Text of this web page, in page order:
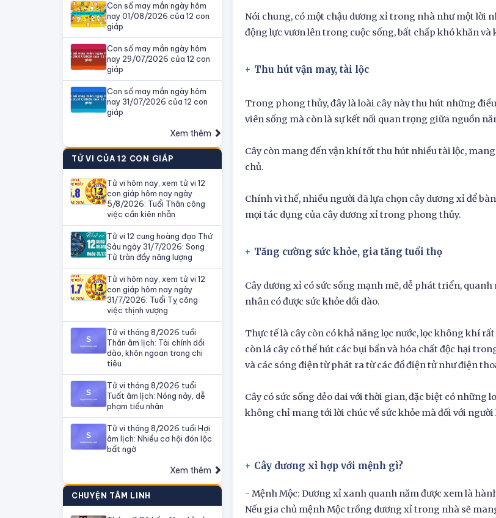
Con số may mắn ngày hôm
nay 01/08/2026 của 12 con
giáp
Con số may mắn ngày hôm
nay 29/07/2026 của 12 con
giáp
Con số may mắn ngày hôm
nay 31/07/2026 của 12 con
giáp
Xem thêm
TỬ VI CỦA 12 CON GIÁP
Tử vi hôm nay, xem tử vi 12
con giáp hôm nay ngày
5/8/2026: Tuổi Thân công
việc cần kiên nhẫn
Tử vi 12 cung hoàng đạo Thứ
Sáu ngày 31/7/2026: Song
Tử tràn đầy năng lượng
Tử vi hôm nay, xem tử vi 12
con giáp hôm nay ngày
31/7/2026: Tuổi Tỵ công
việc thịnh vượng
Tử vi tháng 8/2026 tuổi
Thân âm lịch: Tài chính dồi
dào, khôn ngoan trong chi
tiêu
Tử vi tháng 8/2026 tuổi
Tuất âm lịch: Nóng nảy, dễ
phạm tiểu nhân
Tử vi tháng 8/2026 tuổi Hợi
âm lịch: Nhiều cơ hội đón lộc
bất ngờ
Xem thêm
CHUYỆN TÂM LINH
Nói chung, có một chậu dương xỉ trong nhà như một lời
động lực vươn lên trong cuộc sống, bất chấp khó khăn
Thu hút vận may, tài lộc
Trong phong thủy, đây là loài cây này thu hút những
viên sống mà còn là sự kết nối quan trọng giữa nguồn
Cây còn mang đến vận khí tốt thu hút nhiều tài lộc,
chủ.
Chính vì thế, nhiều người đã lựa chọn cây dương xỉ để
mọi tác dụng của cây dương xỉ trong phong thủy.
Tăng cường sức khỏe, gia tăng tuổi thọ
Cây dương xỉ có sức sống mạnh mẽ, dễ phát triển,
nhân có được sức khỏe dồi dào.
Thực tế là cây còn có khả năng lọc nước, lọc không khí
còn lá cây có thể hút các bụi bẩn và hóa chất độc hại
và các sóng điện từ phát ra từ các đồ điện tử như điện
Cây có sức sống dẻo dai với thời gian, đặc biệt có
không chỉ mang tới lời chúc về sức khỏe mà đối với
Cây dương xỉ hợp với mệnh gì?
- Mệnh Mộc: Dương xỉ xanh quanh năm được xem là
Nếu gia chủ mệnh Mộc trồng dương xỉ trong nhà sẽ